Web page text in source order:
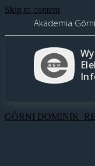
Skip to content
Akademia
GÓRNI